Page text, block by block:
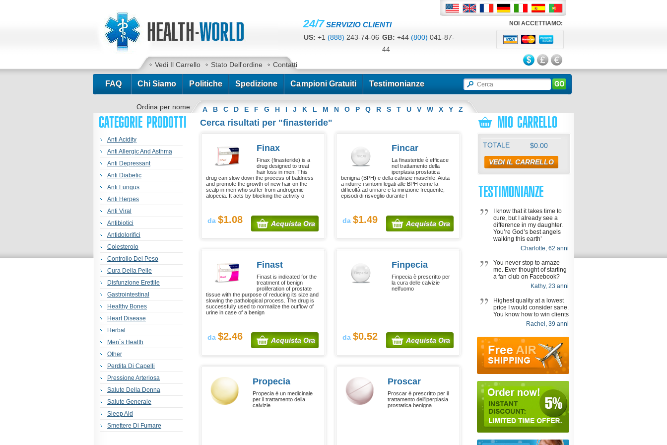
24/7 SERVIZIO CLIENTI
US: +1 (888) 243-74-06 GB: +44 (800) 041-87-
44
Vedi Il Carrello Stato Dell'ordine Contatti
NOI ACCETTIAMO:
FAQ Chi Siamo Politiche Spedizione Campioni Gratuiti Testimonianze
Ordina per nome: A B C D E F G H I J K L M N O P Q R S T U V W X Y Z
CATEGORIE PRODOTTI
Anti Acidity
Anti Allergic And Asthma
Anti Depressant
Anti Diabetic
Anti Fungus
Anti Herpes
Anti Viral
Antibiotici
Antidolorifici
Colesterolo
Controllo Del Peso
Cura Della Pelle
Disfunzione Erettile
Gastrointestinal
Healthy Bones
Heart Disease
Herbal
Men`s Health
Other
Perdita Di Capelli
Pressione Arteriosa
Salute Della Donna
Salute Generale
Sleep Aid
Smettere Di Fumare
Cerca risultati per "finasteride"
Finax
Finax (finasteride) is a
drug designed to treat
hair loss in men. This
drug can slow down the process of baldness
and promote the growth of new hair on the
scalp in men who suffer from androgenic
alopecia. It acts by blocking the activity o
da $1.08 Acquista Ora
Fincar
La finasteride è efficace
nel trattamento della
iperplasia prostatica
benigna (BPH) e della calvizie maschile. Aiuta
a ridurre i sintomi legati alle BPH come la
difficoltà ad urinare e la minzione frequente,
episodi di risveglio durante l
da $1.49 Acquista Ora
Finast
Finast is indicated for the
treatment of benign
proliferation of prostate
tissue with the purpose of reducing its size and
slowing the pathological process. The drug is
successfully used to normalize the outflow of
urine in case of a benign
da $2.46 Acquista Ora
Finpecia
Finpecia è prescritto per
la cura delle calvizie
nell'uomo
da $0.52 Acquista Ora
Propecia
Propecia è un medicinale
per il trattamento della
calvizie
Proscar
Proscar è prescritto per il
trattamento dell'iperplasia
prostatica benigna.
MIO CARRELLO
TOTALE $0.00
VEDI IL CARRELLO
TESTIMONIANZE
I know that it takes time to
cure, but I already see a
difference in my daughter.
You’re God’s best angels
walking this earth’
Charlotte, 62 anni
You never stop to amaze
me. Ever thought of starting
a fan club on Facebook?
Kathy, 23 anni
Highest quality at a lowest
price I would consider sane.
You know how to win clients
Rachel, 39 anni